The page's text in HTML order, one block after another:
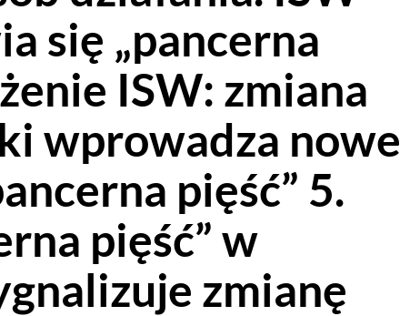
się „pancerna
ISW: zmiana
wprowadza nowe
pięść” 5.
pięść” w
zmianę